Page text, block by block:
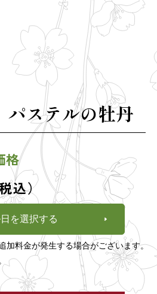
ステルの牡丹
格
込）
を選択する
加料金が発生する場合がございます。